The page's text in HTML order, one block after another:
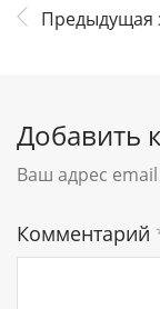
Предыдущая
Добавить
Ваш адрес
Комментарий